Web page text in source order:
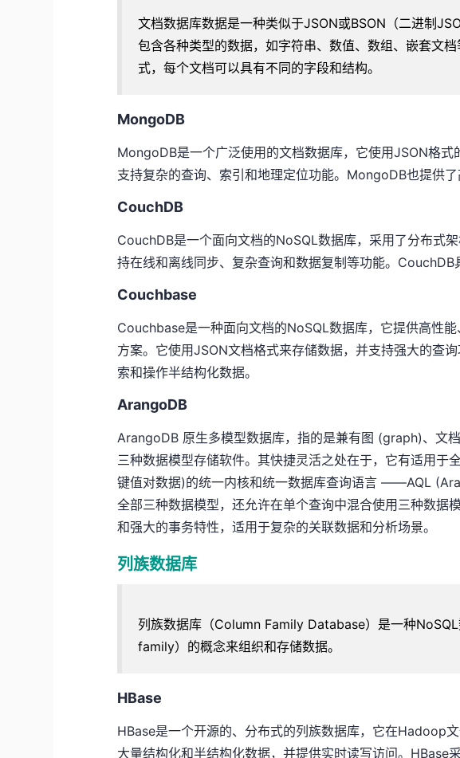
文档数据库数据是一种类似于JSON或BSON（二进制
包含各种类型的数据，如字符串、数值、数组、嵌套文
式，每个文档可以具有不同的字段和结构。
MongoDB
MongoDB是一个广泛使用的文档数据库，它使用JSON格式
支持复杂的查询、索引和地理定位功能。MongoDB也提供了
CouchDB
CouchDB是一个面向文档的NoSQL数据库，采用了分布式
持在线和离线同步、复杂查询和数据复制等功能。CouchDB
Couchbase
Couchbase是一种面向文档的NoSQL数据库，它提供高性
方案。它使用JSON文档格式来存储数据，并支持强大的查
索和操作半结构化数据。
ArangoDB
ArangoDB 原生多模型数据库，指的是兼有图 (graph)、
三种数据模型存储软件。其快捷灵活之处在于，它有适用于
键值对数据)的统一内核和统一数据库查询语言 ——AQL
全部三种数据模型，还允许在单个查询中混合使用三种数据
和强大的事务特性，适用于复杂的关联数据和分析场景。
列族数据库
列族数据库（Column Family Database）是一种
family）的概念来组织和存储数据。
HBase
HBase是一个开源的、分布式的列族数据库，它在Hadoop
大量结构化和半结构化数据，并提供实时读写访问。HBase